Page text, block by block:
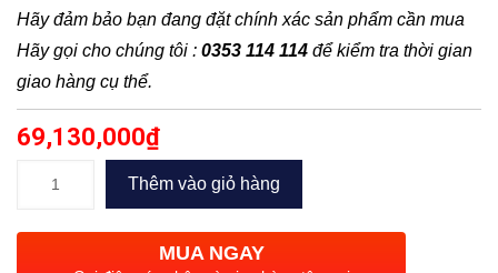
Hãy đảm bảo bạn đang đặt chính xác sản phẩm cần mua
Hãy gọi cho chúng tôi : 0353 114 114 để kiểm tra thời gian
giao hàng cụ thể.
69,130,000₫
đa
Thêm vào giỏ hàng
MUA NGAY